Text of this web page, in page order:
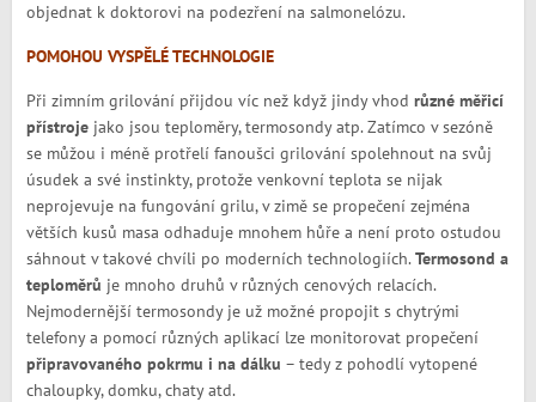
objednat k doktorovi na podezření na salmonelózu.
POMOHOU VYSPĚLÉ TECHNOLOGIE
Při zimním grilování přijdou víc než když jindy vhod různé měřicí
přístrojejako jsou teploměry, termosondy atp. Zatímco v sezóně
se můžou i méně protřelí fanoušci grilování spolehnout na svůj
úsudek a své instinkty, protože venkovní teplota se nijak
neprojevuje na fungování grilu, v zimě se propečení zejména
větších kusů masa odhaduje mnohem hůře a není proto ostudou
sáhnout v takové chvíli po moderních technologiích.Termosond a
teploměrů je mnoho druhů v různých cenových relacích.
Nejmodernější termosondy je už možné propojit s chytrými
telefony a pomocí různých aplikací lze monitorovat propečení
připravovaného pokrmu i na dálku – tedy z pohodlí vytopené
chaloupky, domku, chaty atd.